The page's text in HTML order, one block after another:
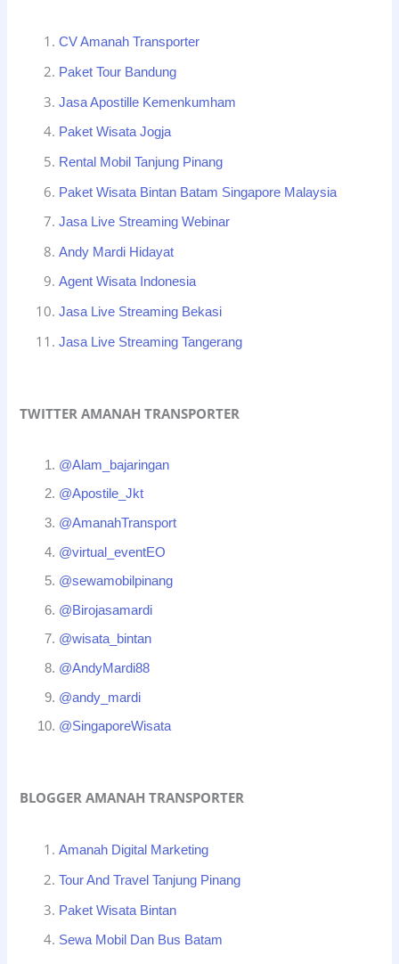
CV Amanah Transporter
Paket Tour Bandung
Jasa Apostille Kemenkumham
Paket Wisata Jogja
Rental Mobil Tanjung Pinang
Paket Wisata Bintan Batam Singapore Malaysia
Jasa Live Streaming Webinar
Andy Mardi Hidayat
Agent Wisata Indonesia
Jasa Live Streaming Bekasi
Jasa Live Streaming Tangerang
TWITTER AMANAH TRANSPORTER
@Alam_bajaringan
@Apostile_Jkt
@AmanahTransport
@virtual_eventEO
@sewamobilpinang
@Birojasamardi
@wisata_bintan
@AndyMardi88
@andy_mardi
@SingaporeWisata
BLOGGER AMANAH TRANSPORTER
Amanah Digital Marketing
Tour And Travel Tanjung Pinang
Paket Wisata Bintan
Sewa Mobil Dan Bus Batam